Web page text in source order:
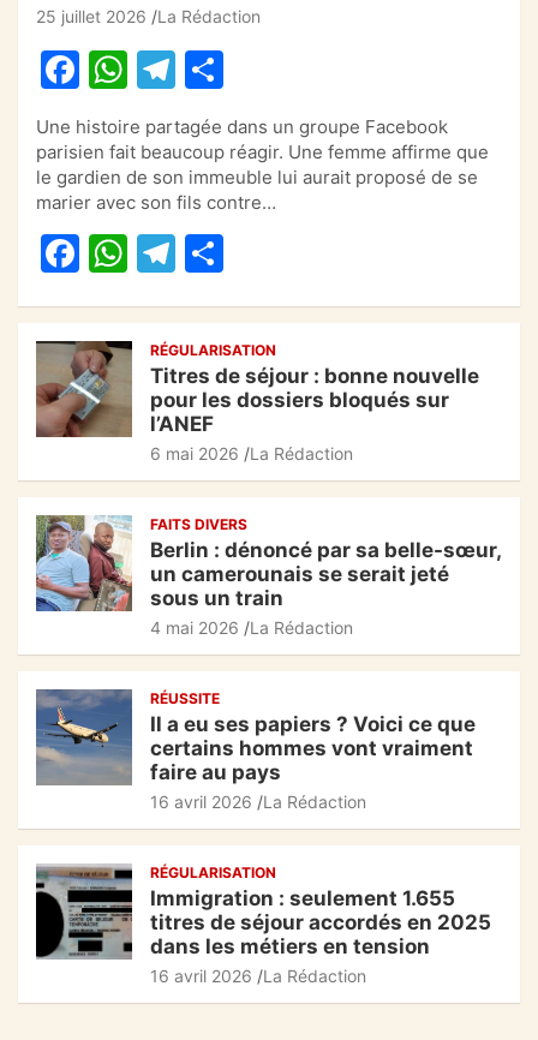
25 juillet 2026 La Rédaction
F
a
c
e
b
o
o
k
W
at
s
A
p
p
T
el
e
gr
a
m
ar
ta
g
er
Une histoire partagée dans un groupe Facebook
parisien fait beaucoup réagir. Une femme affirme que
le gardien de son immeuble lui aurait proposé de se
marier avec son fils contre…
F
c
e
b
o
o
k
W
at
s
A
p
p
T
gr
a
m
g
er
RÉGULARISATION
Titres de séjour : bonne nouvelle
pour les dossiers bloqués sur
l’ANEF
6 mai 2026 La Rédaction
FAITS DIVERS
Berlin : dénoncé par sa belle-sœur,
un camerounais se serait jeté
sous un train
4 mai 2026 La Rédaction
RÉUSSITE
Il a eu ses papiers ? Voici ce que
certains hommes vont vraiment
faire au pays
16 avril 2026 La Rédaction
RÉGULARISATION
Immigration : seulement 1.655
titres de séjour accordés en 2025
dans les métiers en tension
16 avril 2026 La Rédaction